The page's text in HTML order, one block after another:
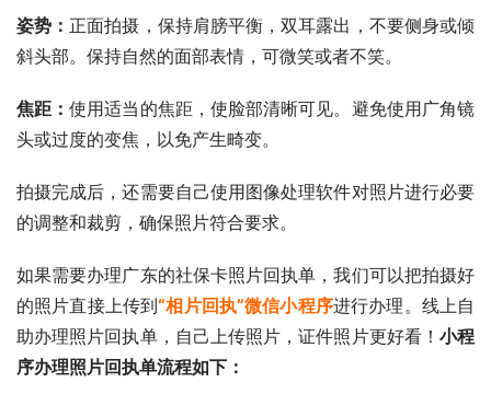
姿势： 正面拍摄，保持肩膀平衡，双耳露出，不要侧身或倾
斜头部。保持自然的面部表情，可微笑或者不笑。
焦距：使用适当的焦距，使脸部清晰可见。避免使用广角镜
头或过度的变焦，以免产生畸变。
拍摄完成后，还需要自己使用图像处理软件对照片进行必要
的调整和裁剪，确保照片符合要求。
如果需要办理广东的社保卡照片回执单，我们可以把拍摄好
的照片直接上传到“相片回执”微信小程序进行办理。线上自
助办理照片回执单，自己上传照片，证件照片更好看！ 小程
序办理照片回执单流程如下：